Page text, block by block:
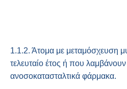
1.1.2. Άτομα με μεταμόσχευση
τελευταίο έτος ή που
ανοσοκατασταλτικά φάρμακα.